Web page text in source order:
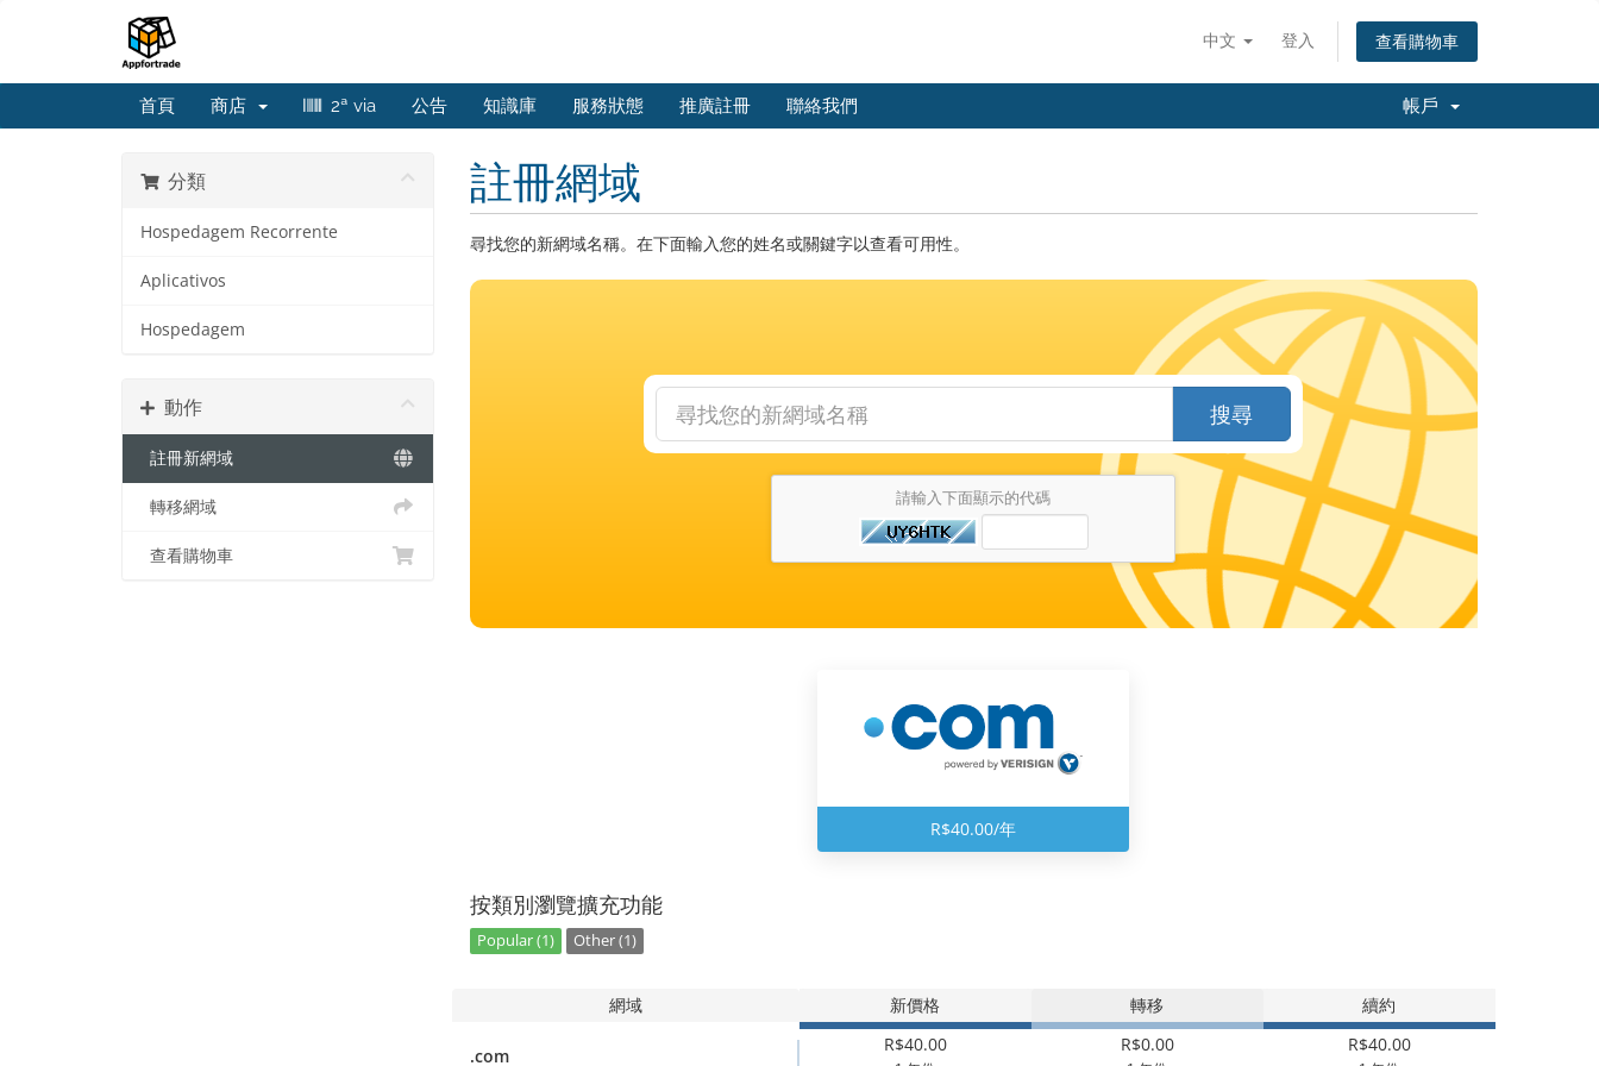
中文 登入 查看購物車
首頁 商店 2ª via 公告 知識庫 服務狀態 推廣註冊 聯絡我們 帳戶
分類
Hospedagem Recorrente
Aplicativos
Hospedagem
動作
註冊新網域
轉移網域
查看購物車
註冊網域
尋找您的新網域名稱。在下面輸入您的姓名或關鍵字以查看可用性。
搜尋
請輸入下面顯示的代碼
R$40.00/年
按類別瀏覽擴充功能
Popular (1) Other (1)
網域 新價格 轉移 續約
.com
R$40.00 R$0.00 R$40.00